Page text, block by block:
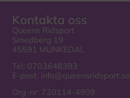
Kontakta oss
Queens Ridsport
Smedberg 19
45591 MUNKEDAL
Tel: 0703648393
E-post: info@queensridsport.se
Org-nr: 720114-4909